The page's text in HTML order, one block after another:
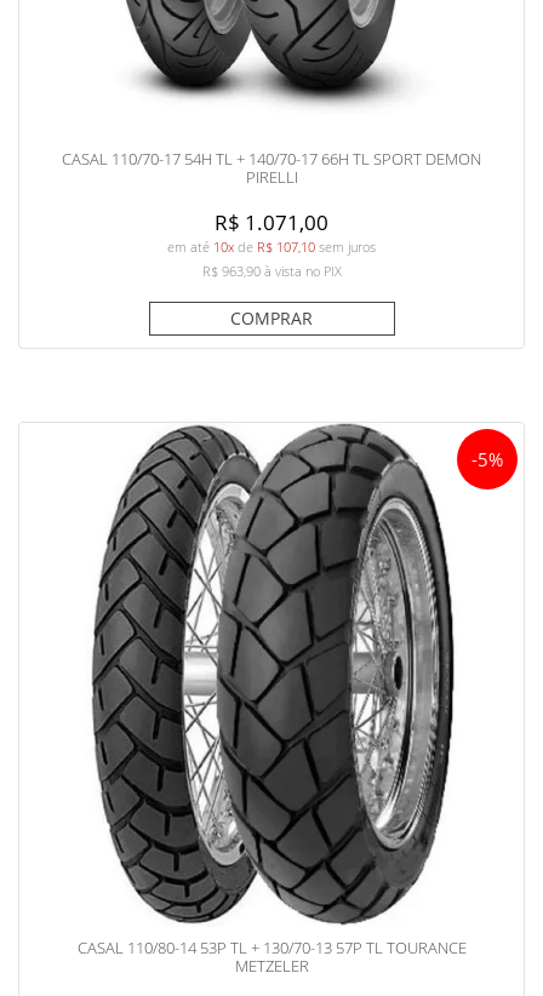
CASAL 110/70-17 54H TL + 140/70-17 66H TL SPORT DEMON
PIRELLI
R$ 1.071,00
em até 10x de R$ 107,10 sem juros
R$ 963,90à vista no PIX
COMPRAR
CASAL 110/80-14 53P TL + 130/70-13 57P TL TOURANCE
METZELER
-5%